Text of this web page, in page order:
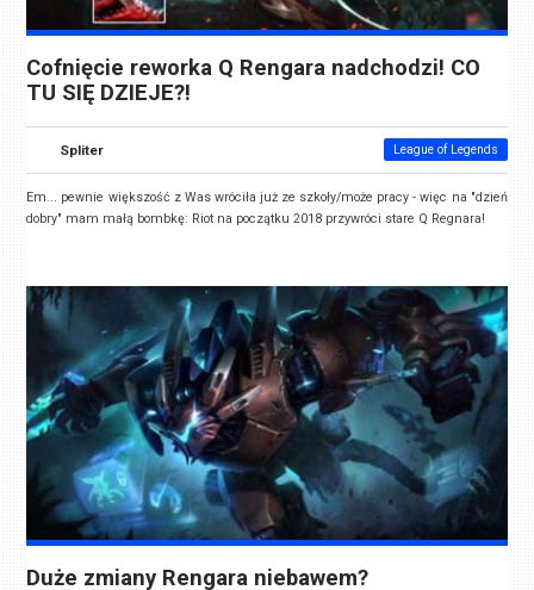
Cofnięcie reworka Q Rengara nadchodzi! CO
TU SIĘ DZIEJE?!
Spliter League of Legends
Em... pewnie większość z Was wróciła już ze szkoły/może pracy - więc na "dzień
dobry" mam małą bombkę: Riot na początku 2018 przywróci stare Q Regnara!
Duże zmiany Rengara niebawem?